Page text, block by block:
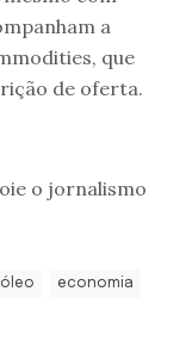
a
que
de oferta.
o jornalismo
economia